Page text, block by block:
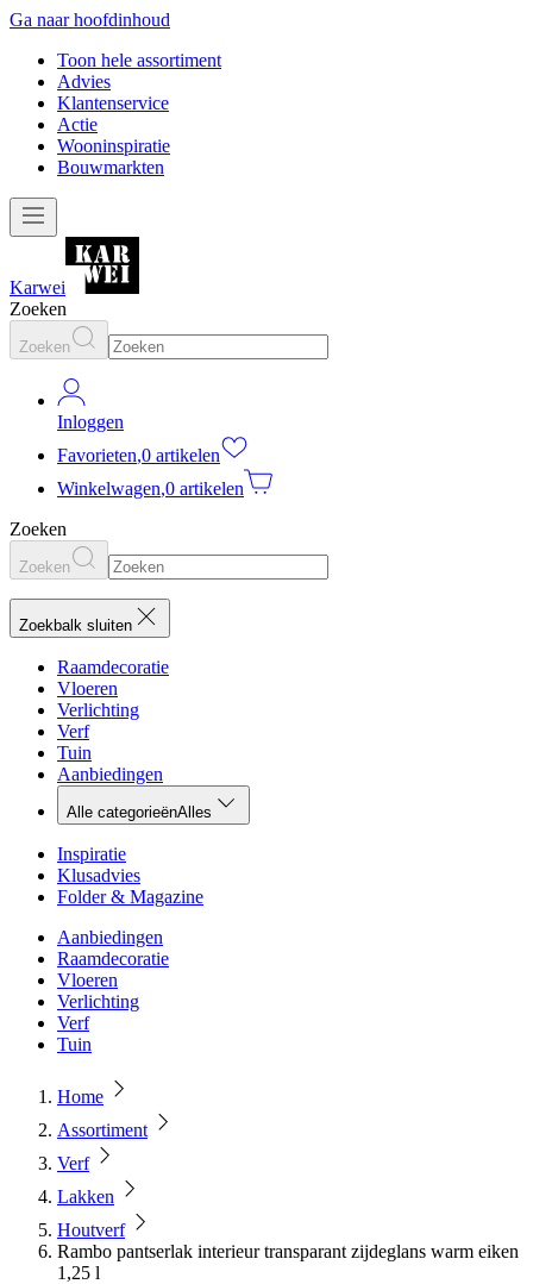
Ga naar hoofdinhoud
Toon hele assortiment
Advies
Klantenservice
Actie
Wooninspiratie
Bouwmarkten
Karwei
Zoeken
Zoeken
Inloggen
Favorieten,0 artikelen
Winkelwagen,0 artikelen
Zoeken
Zoeken
Zoekbalk sluiten
Raamdecoratie
Vloeren
Verlichting
Verf
Tuin
Aanbiedingen
Alle categorieënAlles
Inspiratie
Klusadvies
Folder & Magazine
Aanbiedingen
Raamdecoratie
Vloeren
Verlichting
Verf
Tuin
Home
Assortiment
Verf
Lakken
Houtverf
Rambo pantserlak interieur transparant zijdeglans warm eiken
1,25 l